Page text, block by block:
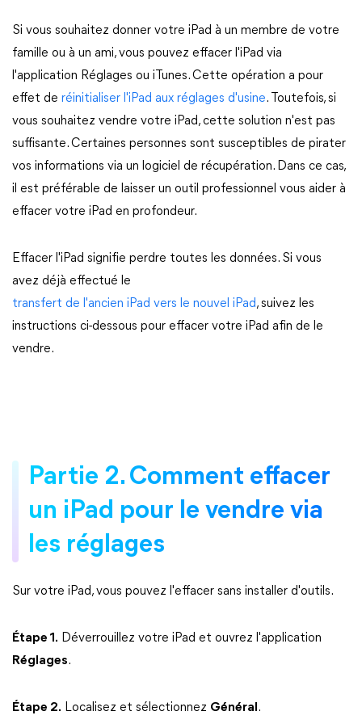
Si vous souhaitez donner votre iPad à un membre de votre
famille ou à un ami, vous pouvez effacer l'iPad via
l'application Réglages ou iTunes. Cette opération a pour
effet de réinitialiser l'iPad aux réglages d'usine. Toutefois, si
vous souhaitez vendre votre iPad, cette solution n'est pas
suffisante. Certaines personnes sont susceptibles de pirater
vos informations via un logiciel de récupération. Dans ce cas,
il est préférable de laisser un outil professionnel vous aider à
effacer votre iPad en profondeur.
Effacer l'iPad signifie perdre toutes les données. Si vous
avez déjà effectué le
transfert de l'ancien iPad vers le nouvel iPad, suivez les
instructions ci-dessous pour effacer votre iPad afin de le
vendre.
Partie 2. Comment effacer
un iPad pour le vendre via
les réglages
Sur votre iPad, vous pouvez l'effacer sans installer d'outils.
Étape 1. Déverrouillez votre iPad et ouvrez l'application
Réglages.
Étape 2. Localisez et sélectionnez Général .